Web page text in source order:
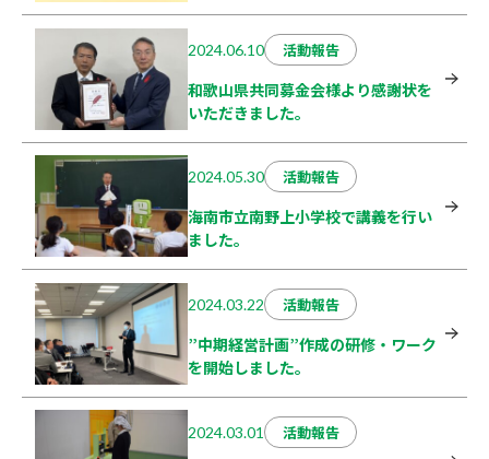
2024.06.10 活動報告
和歌山県共同募金会様より感謝状を
いただきました。
2024.05.30 活動報告
海南市立南野上小学校で講義を行い
ました。
2024.03.22 活動報告
”中期経営計画”作成の研修・ワーク
を開始しました。
2024.03.01 活動報告